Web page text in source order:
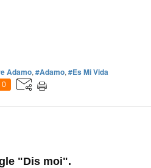
Adamo, #Adamo, #Es Mi Vida
0
"Dis moi".